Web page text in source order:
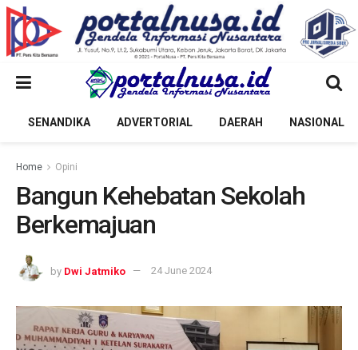
SENANDIKA ADVERTORIAL DAERAH NASIONAL
Home Opini
Bangun Kehebatan Sekolah
Berkemajuan
by Dwi Jatmiko 24 June 2024